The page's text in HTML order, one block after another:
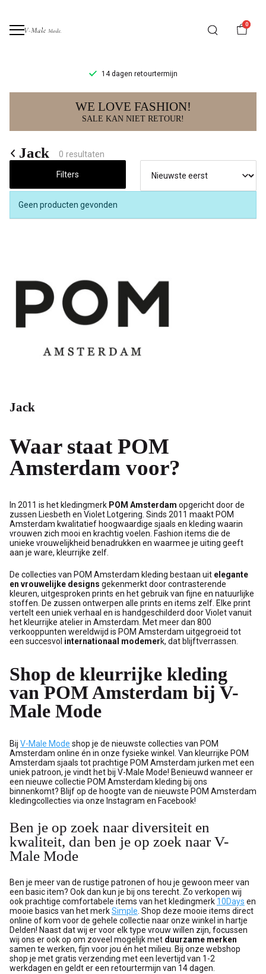
0
14 dagen retourtermijn
Jack
V-
mode
WE LOVE FASHION!
SALE KAN NIET RETOUR!
Jack 0 resultaten
Filters
Geen producten gevonden
Jack
Waar staat POM
Amsterdam voor?
In 2011 is het kledingmerk POM Amsterdam opgericht door de
zussen Liesbeth en Violet Lotgering. Sinds 2011 maakt POM
Amsterdam kwalitatief hoogwaardige sjaals en kleding waarin
vrouwen zich mooi en krachtig voelen. Fashion items die de
unieke vrouwelijkheid benadrukken en waarmee je uiting geeft
aan je ware, kleurrijke zelf.
De collecties van POM Amsterdam kleding bestaan uit elegante
en vrouwelijke designs gekenmerkt door contrasterende
kleuren, uitgesproken prints en het gebruik van fijne en natuurlijke
stoffen. De zussen ontwerpen alle prints en items zelf. Elke print
vertelt een uniek verhaal en is handgeschilderd door Violet vanuit
het kleurrijke atelier in Amsterdam. Met meer dan 800
verkooppunten wereldwijd is POM Amsterdam uitgegroeid tot
een succesvol internationaal modemerk, dat blijftverrassen.
Shop de kleurrijke kleding
van POM Amsterdam bij V-
Male Mode
Bij V-Male Mode shop je de nieuwste collecties van POM
Amsterdam online én in onze fysieke winkel. Van kleurrijke POM
Amsterdam sjaals tot prachtige POM Amsterdam jurken met een
uniek patroon, je vindt het bij V-Male Mode! Benieuwd wanneer er
een nieuwe collectie POM Amsterdam kleding bij ons
binnenkomt? Blijf op de hoogte van de nieuwste POM Amsterdam
kledingcollecties via onze Instagram en Facebook!
Ben je op zoek naar diversiteit en
kwaliteit, dan ben je op zoek naar V-
Male Mode
Ben je meer van de rustige patronen of hou je gewoon meer van
een basic item? Ook dan kun je bij ons terecht. Zo verkopen wij
ook prachtige comfortabele items van het kledingmerk 10Days en
mooie basics van het merkSimple. Shop deze mooie items direct
online of kom voor de gehele collectie naar onze winkel in hartje
Delden! Naast dat wij er voor elk type vrouw willen zijn, focussen
wij ons er ook op om zoveel mogelijk met duurzame merken
samen te werken, fijn voor jou én het milieu. Bij onze webshop
shop je met gratis verzending met een levertijd van 1-2
werkdagen en geldt er een retourtermijn van 14 dagen.